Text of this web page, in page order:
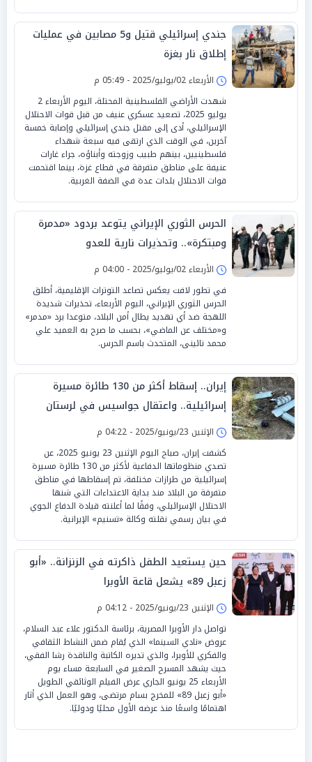
جندي إسرائيلي قتيل و5 مصابين في عمليات
إطلاق نار بغزة
الأربعاء 02/يوليو/2025 - 05:49 م
شهدت الأراضي الفلسطينية المحتلة، اليوم الأربعاء 2
يوليو 2025، تصعيد عسكري عنيف من قبل قوات الاحتلال
الإسرائيلي، أدى إلى مقتل جندي إسرائيلي وإصابة خمسة
آخرين، في الوقت الذي ارتقى فيه سبعة شهداء
فلسطينيين، بينهم طبيب وزوجته وأبناؤه، جراء غارات
عنيفة على مناطق متفرقة في قطاع غزة، بينما اقتحمت
قوات الاحتلال بلدات عدة في الضفة الغربية.
الحرس الثوري الإيراني يتوعد بردود «مدمرة
ومبتكرة».. وتحذيرات نارية للعدو
الأربعاء 02/يوليو/2025 - 04:00 م
في تطور لافت يعكس تصاعد التوترات الإقليمية، أطلق
الحرس الثوري الإيراني، اليوم الأربعاء، تحذيرات شديدة
اللهجة ضد أي تهديد يطال أمن البلاد، متوعدا برد «مدمر»
و«مختلف عن الماضي»، بحسب ما صرح به العميد علي
محمد نائينى، المتحدث باسم الحرس.
إيران.. إسقاط أكثر من 130 طائرة مسيرة
إسرائيلية.. واعتقال جواسيس في لرستان
الإثنين 23/يونيو/2025 - 04:22 م
كشفت إيران، صباح اليوم الإثنين 23 يونيو 2025، عن
تصدي منظوماتها الدفاعية لأكثر من 130 طائرة مسيرة
إسرائيلية من طرازات مختلفة، تم إسقاطها في مناطق
متفرقة من البلاد منذ بداية الاعتداءات التي شنها
الاحتلال الإسرائيلي، وفقًا لما أعلنته قيادة الدفاع الجوي
في بيان رسمي نقلته وكالة «تسنيم» الإيرانية.
حين يستعيد الطفل ذاكرته في الزنزانة.. «أبو
زعبل 89» يشعل قاعة الأوبرا
الإثنين 23/يونيو/2025 - 04:12 م
تواصل دار الأوبرا المصرية، برئاسة الدكتور علاء عبد السلام،
عروض «نادي السينما» الذي يُقام ضمن النشاط الثقافي
والفكري للأوبرا، والذي تديره الكاتبة والناقدة رشا الفقي،
حيث يشهد المسرح الصغير في السابعة مساء يوم
الأربعاء 25 يونيو الجاري عرض الفيلم الوثائقي الطويل
«أبو زعبل 89» للمخرج بسام مرتضى، وهو العمل الذي أثار
اهتمامًا واسعًا منذ عرضه الأول محليًا ودوليًا.